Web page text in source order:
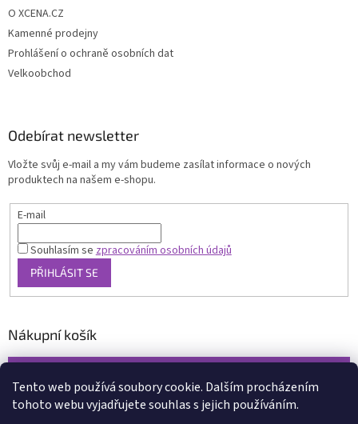
Tento web používá soubory cookie. Dalším procházením
tohoto webu vyjadřujete souhlas s jejich používáním.
O XCENA.CZ
Kamenné prodejny
Prohlášení o ochraně osobních dat
Velkoobchod
Odebírat newsletter
Vložte svůj e-mail a my vám budeme zasílat informace o nových
produktech na našem e-shopu.
E-mail
Souhlasím sezpracováním osobních údajů
PŘIHLÁSIT SE
Nákupní košík